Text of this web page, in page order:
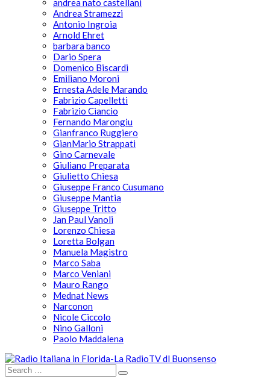
andrea nato castellani
Andrea Stramezzi
Antonio Ingroia
Arnold Ehret
barbara banco
Dario Spera
Domenico Biscardi
Emiliano Moroni
Ernesta Adele Marando
Fabrizio Capelletti
Fabrizio Ciancio
Fernando Marongiu
Gianfranco Ruggiero
GianMario Strappati
Gino Carnevale
Giuliano Preparata
Giulietto Chiesa
Giuseppe Franco Cusumano
Giuseppe Mantia
Giuseppe Tritto
Jan Paul Vanoli
Lorenzo Chiesa
Loretta Bolgan
Manuela Magistro
Marco Saba
Marco Veniani
Mauro Rango
Mednat News
Narconon
Nicole Ciccolo
Nino Galloni
Paolo Maddalena